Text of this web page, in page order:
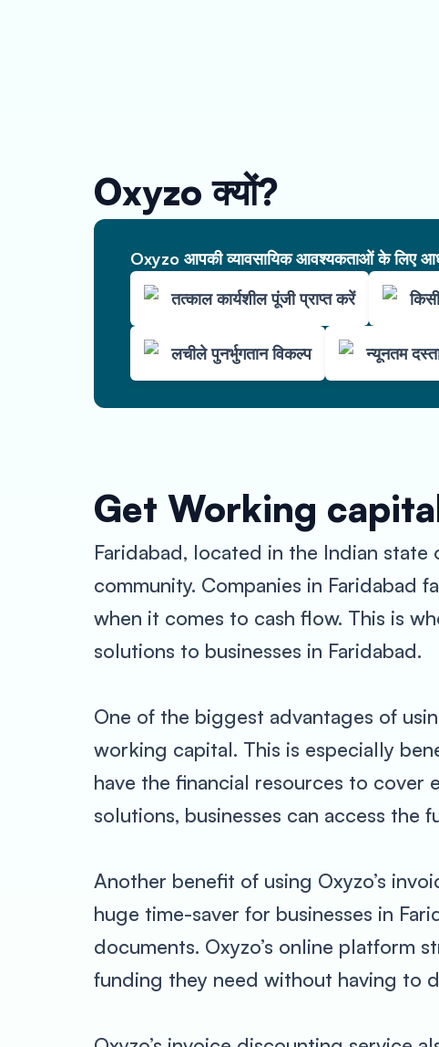
Oxyzo क्यों?
Oxyzo आपकी व्यावसायिक आवश्यकताओं के लिए
तत्काल कार्यशील पूंजी प्राप्त करें
लचीले पुनर्भुगतान विकल्प न्यूनतम
Get Working
Faridabad, located in the Indian
community. Companies in Faridabad
when it comes to cash flow. This is
solutions to businesses in Faridabad.
One of the biggest advantages of
working capital. This is especially
have the financial resources to cover
solutions, businesses can access
Another benefit of using Oxyzo’s
huge time-saver for businesses in
documents. Oxyzo’s online platform
funding they need without having to